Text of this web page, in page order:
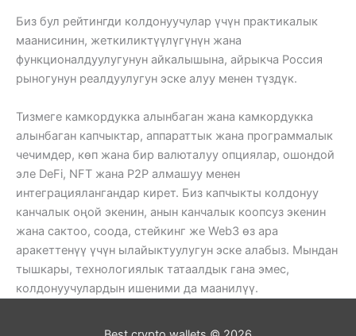
Биз бул рейтингди колдонуучулар үчүн практикалык
маанисинин, жеткиликтүүлүгүнүн жана
функционалдуулугунун айкалышына, айрыкча Россия
рыногунун реалдуулугун эске алуу менен түздүк.
Тизмеге камкордукка алынбаган жана камкордукка
алынбаган капчыктар, аппараттык жана программалык
чечимдер, көп жана бир валюталуу опциялар, ошондой
эле DeFi, NFT жана P2P алмашуу менен
интеграциялангандар кирет. Биз капчыкты колдонуу
канчалык оңой экенин, анын канчалык коопсуз экенин
жана сактоо, соода, стейкинг же Web3 өз ара
аракеттенүү үчүн ылайыктуулугун эске алабыз. Мындан
тышкары, технологиялык татаалдык гана эмес,
колдонуучулардын ишеними да маанилүү.